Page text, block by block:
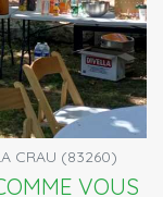
CRAU (83260)
VOUS